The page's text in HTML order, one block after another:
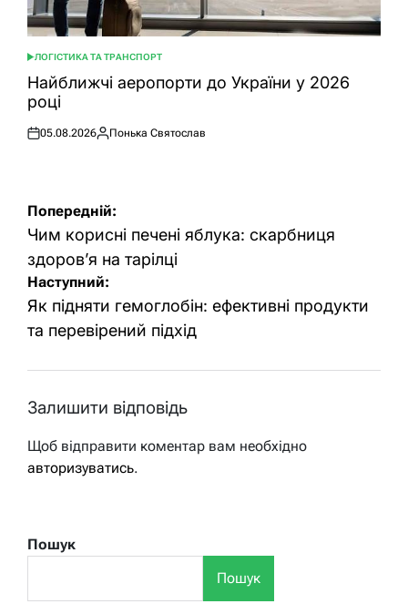
ОПУБЛІКУВАТИ
У
ЛОГІСТИКА ТА ТРАНСПОРТ
Найближчі аеропорти до України у 2026
році
Оприлюднено
05.08.2026
Опубліковано
Понька Святослав
Навігація
записів
Попередній:
Чим корисні печені яблука: скарбниця
здоров’я на тарілці
Наступний:
Як підняти гемоглобін: ефективні продукти
та перевірений підхід
Залишити відповідь
Щоб відправити коментар вам необхідно
авторизуватись.
Пошук
Пошук